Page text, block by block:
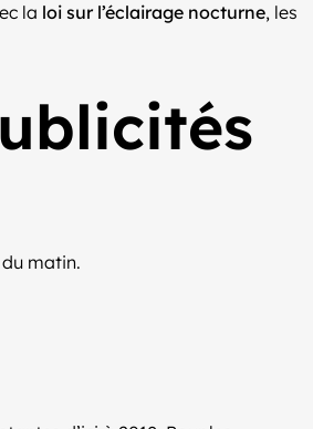
la loi sur l’éclairage nocturne, les
matin.